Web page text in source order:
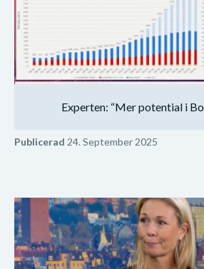
Experten: “Mer potential i
Publicerad 24. September 2025